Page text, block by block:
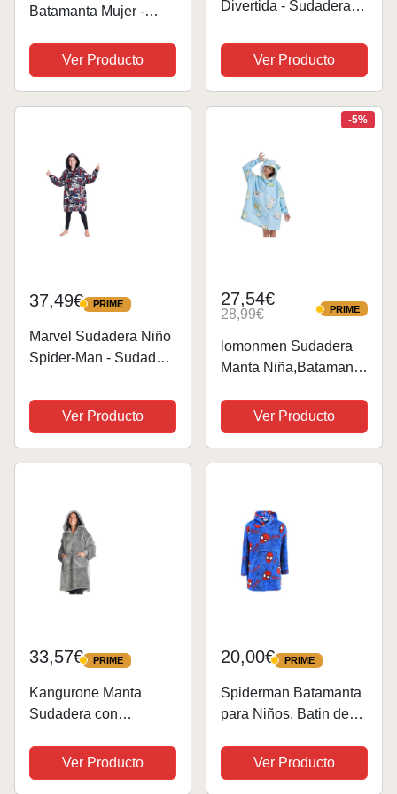
Batamanta Mujer -
Capucha, Sudadera
Sherpa - Regalos
Mujer Navidad
Ver Producto
Divertida - Sudadera
(Negro)
Ver Producto
37,49€ PRIME
PRIME
Marvel Sudadera Niño
Spider-Man - Sudadera
Ver Producto
-5%
27,54€
28,99€ PRIME
PRIME
lomonmen Sudadera
Manta Niña,Batamanta
Niña Súper Suave
para Mayoría de los
Niños y
Ver Producto
33,57€ PRIME
PRIME
Kangurone Manta
Sudadera con
Oversize, Hoodie Fluffi,
Bata con Capucha,
Ver Producto
20,00€ PRIME
PRIME
Spiderman Batamanta
para Niños, Batin de
Suave, Sudadera de
Casa con Capucha
Ver Producto